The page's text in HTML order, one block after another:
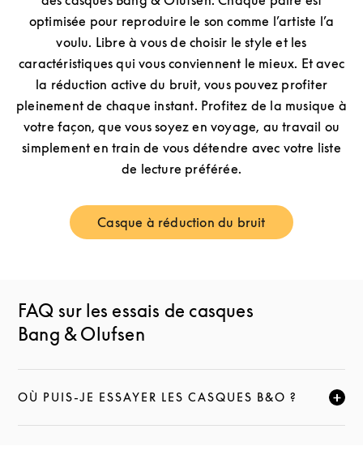
optimisée pour reproduire le son comme l’artiste l’a
voulu. Libre à vous de choisir le style et les
caractéristiques qui vous conviennent le mieux. Et avec
la réduction active du bruit, vous pouvez profiter
pleinement de chaque instant. Profitez de la musique à
votre façon, que vous soyez en voyage, au travail ou
simplement en train de vous détendre avec votre liste
de lecture préférée.
Casque à réduction du bruit
Link Opens in New Tab
FAQ sur les essais de casques
Bang & Olufsen
OÙ PUIS-JE ESSAYER LES CASQUES B&O ?
CLIQUEZ POUR ÉLARGIR CETTE DESCRIPTION ET